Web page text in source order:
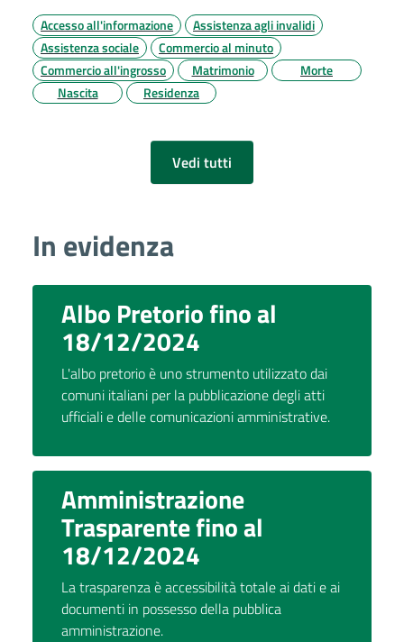
Accesso all'informazione
Assistenza agli invalidi
Assistenza sociale
Commercio al minuto
Commercio all'ingrosso
Matrimonio
Morte
Nascita
Residenza
Vedi tutti
In evidenza
Albo Pretorio fino al
18/12/2024
L'albo pretorio è uno strumento utilizzato dai
comuni italiani per la pubblicazione degli atti
ufficiali e delle comunicazioni amministrative.
Amministrazione
Trasparente fino al
18/12/2024
La trasparenza è accessibilità totale ai dati e ai
documenti in possesso della pubblica
amministrazione.